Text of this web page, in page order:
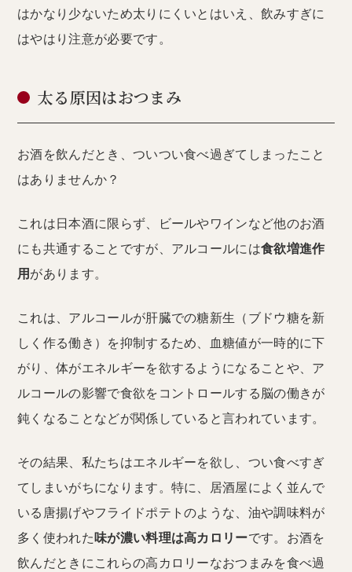
はかなり少ないため太りにくいとはいえ、飲みすぎに
はやはり注意が必要です。
太る原因はおつまみ
お酒を飲んだとき、ついつい食べ過ぎてしまったこと
はありませんか？
これは日本酒に限らず、ビールやワインなど他のお酒
にも共通することですが、アルコールには食欲増進作
用 があります。
これは、アルコールが肝臓での糖新生（ブドウ糖を新
しく作る働き）を抑制するため、血糖値が一時的に下
がり、体がエネルギーを欲するようになることや、ア
ルコールの影響で食欲をコントロールする脳の働きが
鈍くなることなどが関係していると言われています。
その結果、私たちはエネルギーを欲し、つい食べすぎ
てしまいがちになります。特に、居酒屋によく並んで
いる唐揚げやフライドポテトのような、油や調味料が
多く使われた味が濃い料理は高カロリーです。お酒を
飲んだときにこれらの高カロリーなおつまみを食べ過